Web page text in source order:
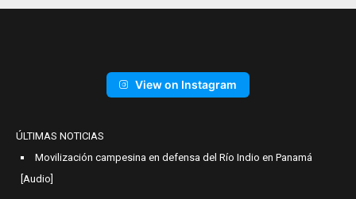
View on Instagram
ÚLTIMAS NOTICIAS
Movilización campesina en defensa del Río Indio en Panamá
[Audio]